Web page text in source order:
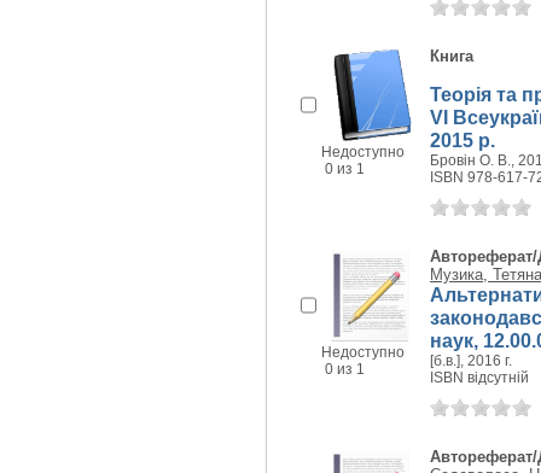
Недоступно
0 из 1
Книга
Теорія та
VI
2015 р.
Бровін О. В.,
ISBN 978-617-
Недоступно
0 из 1
Автореферат/
Музика,
наук,
[б.в.], 2016 г.
ISBN відсутній
Автореферат/